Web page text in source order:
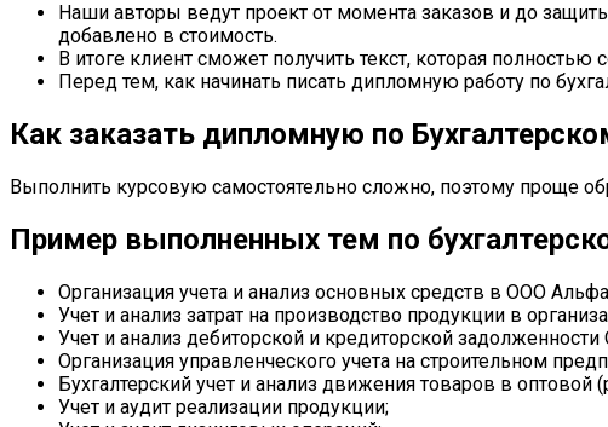
Наши авторы ведут проект от момента заказов и до
добавлено в стоимость.
В итоге клиент сможет получить текст, которая
Перед тем, как начинать писать дипломную работу по
Как заказать дипломную по
Выполнить курсовую самостоятельно сложно, поэтому проще
Пример выполненных тем по
Организация учета и анализ основных средств в ООО
Учет и анализ затрат на производство продукции в
Учет и анализ дебиторской и кредиторской задолженности
Организация управленческого учета на строительном
Бухгалтерский учет и анализ движения товаров в оптовой
Учет и аудит реализации продукции;